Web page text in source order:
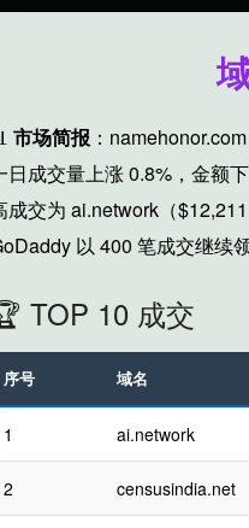
市场简报 ：
日成交量上涨 0.8%，金额
成交为 ai.network（
以 400 笔成交继续
TOP 10 成交
序号 域名
1 ai.network
2 censusindia.net